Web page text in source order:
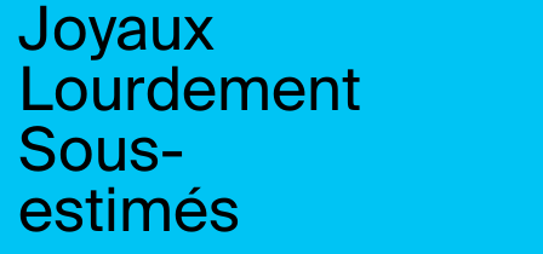
Joyaux
Lourdement
Sous-
estimés